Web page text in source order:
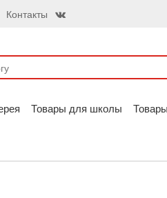
Контакты
Товары для школы